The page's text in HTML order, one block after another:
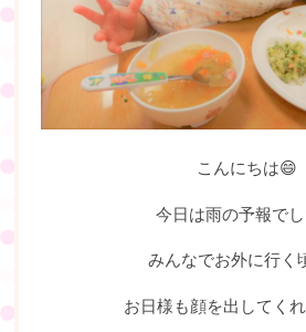
こんにちは😄
今日は雨の予報で
みんなでお外に行く
お日様も顔を出してく